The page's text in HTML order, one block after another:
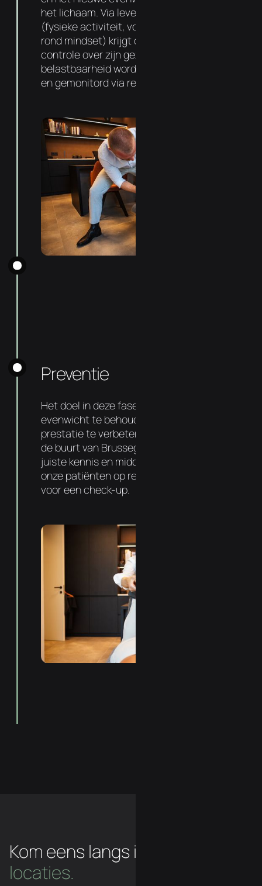
het lichaam. Via levensstijl aanpassingen
(fysieke activiteit, voedingsadvies entips
rond mindset) krijgt de patiënt meer
controle over zijn gezondheid. De
belastbaarheid wordt progressief verhoogd
en gemonitord via regelmatige follow-ups.
Preventie
Het doel in deze fase is om dit nieuwe
evenwicht te behouden, gezondheid en
prestatie te verbeteren. Uw chiropractor in
de buurt van Brussegem heeft hiervoor de
juiste kennis en middelen. Zo komt 72% van
onze patiënten op regelmatige basis langs
voor een check-up.
Kom eens langs in een van
locaties.